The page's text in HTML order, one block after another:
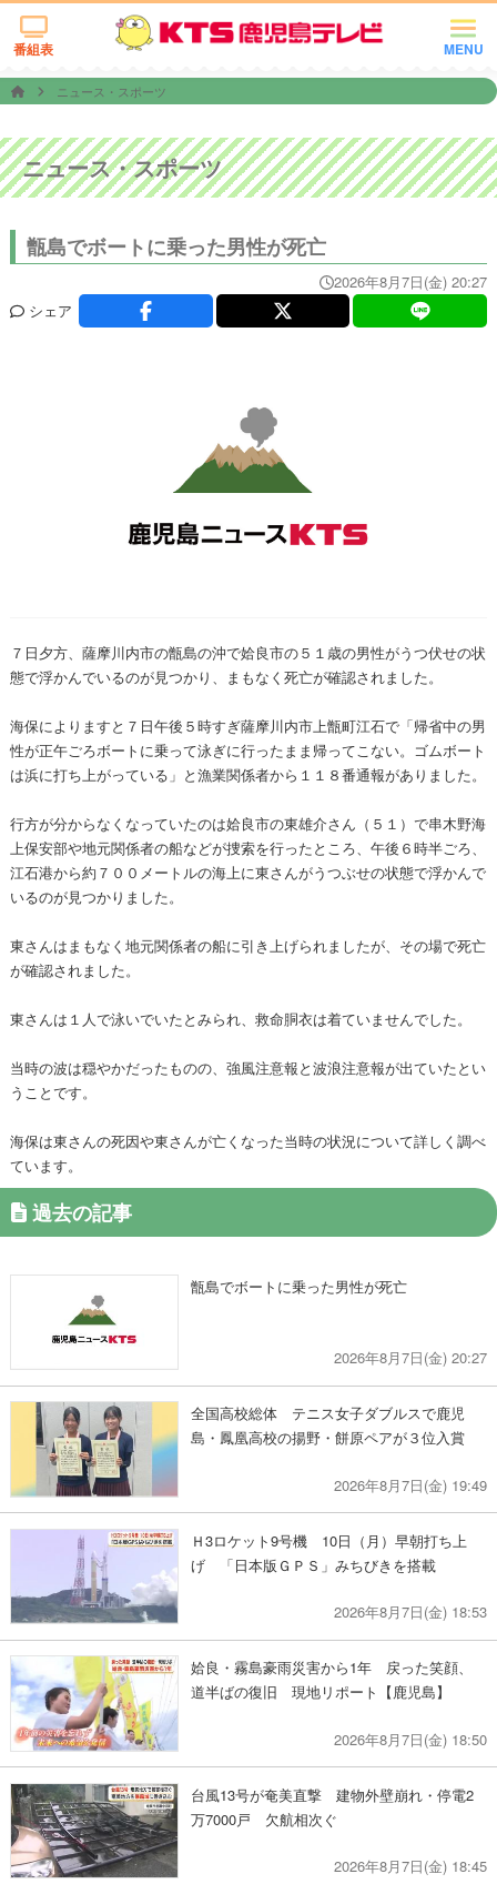
MENU
番組表
ニュース・スポーツ
ニュース・スポーツ
甑島でボートに乗った男性が死亡
2026年8月7日(金) 20:27
シェア
７日夕方、薩摩川内市の甑島の沖で姶良市の５１歳の男性がうつ伏せの状
態で浮かんでいるのが見つかり、まもなく死亡が確認されました。
海保によりますと７日午後５時すぎ薩摩川内市上甑町江石で「帰省中の男
性が正午ごろボートに乗って泳ぎに行ったまま帰ってこない。ゴムボート
は浜に打ち上がっている」と漁業関係者から１１８番通報がありました。
行方が分からなくなっていたのは姶良市の東雄介さん（５１）で串木野海
上保安部や地元関係者の船などが捜索を行ったところ、午後６時半ごろ、
江石港から約７００メートルの海上に東さんがうつぶせの状態で浮かんで
いるのが見つかりました。
東さんはまもなく地元関係者の船に引き上げられましたが、その場で死亡
が確認されました。
東さんは１人で泳いでいたとみられ、救命胴衣は着ていませんでした。
当時の波は穏やかだったものの、強風注意報と波浪注意報が出ていたとい
うことです。
海保は東さんの死因や東さんが亡くなった当時の状況について詳しく調べ
ています。
過去の記事
甑島でボートに乗った男性が死亡
2026年8月7日(金) 20:27
全国高校総体 テニス女子ダブルスで鹿児
島・鳳凰高校の揚野・餅原ペアが３位入賞
2026年8月7日(金) 19:49
Ｈ3ロケット9号機 10日（月）早朝打ち上
げ 「日本版ＧＰＳ」みちびきを搭載
2026年8月7日(金) 18:53
姶良・霧島豪雨災害から1年 戻った笑顔、
道半ばの復旧 現地リポート【鹿児島】
2026年8月7日(金) 18:50
台風13号が奄美直撃 建物外壁崩れ・停電2
万7000戸 欠航相次ぐ
2026年8月7日(金) 18:45